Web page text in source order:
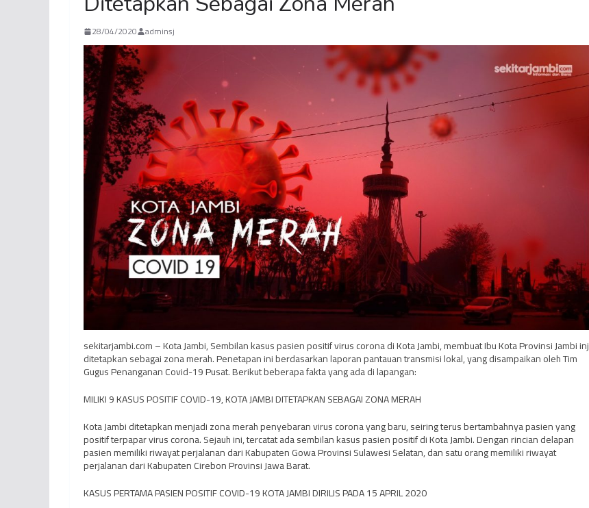
28/04/2020 adminsj
sekitarjambi.com – Kota Jambi, Sembilan kasus pasien positif virus corona di Kota Jambi, membuat Ibu Kota Provinsi Jambi inj
ditetapkan sebagai zona merah. Penetapan ini berdasarkan laporan pantauan transmisi lokal, yang disampaikan oleh Tim
Gugus Penanganan Covid-19 Pusat. Berikut beberapa fakta yang ada di lapangan:
MILIKI 9 KASUS POSITIF COVID-19, KOTA JAMBI DITETAPKAN SEBAGAI ZONA MERAH
Kota Jambi ditetapkan menjadi zona merah penyebaran virus corona yang baru, seiring terus bertambahnya pasien yang
positif terpapar virus corona. Sejauh ini, tercatat ada sembilan kasus pasien positif di Kota Jambi. Dengan rincian delapan
pasien memiliki riwayat perjalanan dari Kabupaten Gowa Provinsi Sulawesi Selatan, dan satu orang memiliki riwayat
perjalanan dari Kabupaten Cirebon Provinsi Jawa Barat.
KASUS PERTAMA PASIEN POSITIF COVID-19 KOTA JAMBI DIRILIS PADA 15 APRIL 2020